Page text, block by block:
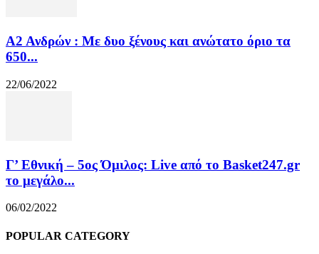
Α2 Ανδρών : Με δυο ξένους και ανώτατο όριο τα
650...
22/06/2022
Γ’ Εθνική – 5ος Όμιλος: Live από το Basket247.gr
το μεγάλο...
06/02/2022
POPULAR CATEGORY